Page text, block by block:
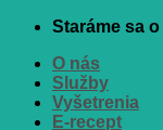
Skip
content
Staráme sa
O nás
Služby
Vyšetrenia
E-recept